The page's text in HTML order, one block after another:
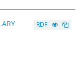
RDF